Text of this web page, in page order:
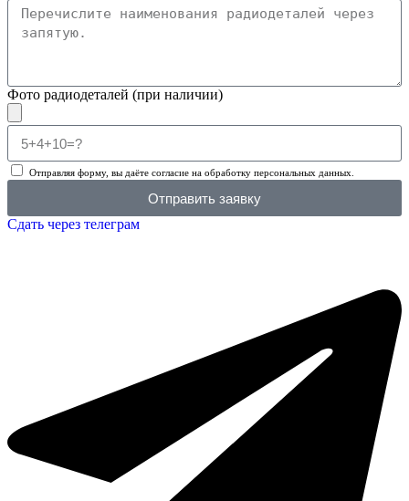
Фото радиодеталей (при наличии)
Отправляя форму, вы даёте согласие на обработку персональных данных.
Отправить заявку
Сдать через телеграм